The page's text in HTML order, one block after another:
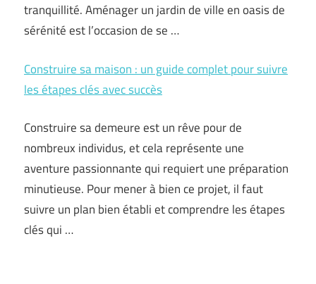
tranquillité. Aménager un jardin de ville en oasis de
sérénité est l’occasion de se …
Construire sa maison : un guide complet pour suivre
les étapes clés avec succès
Construire sa demeure est un rêve pour de
nombreux individus, et cela représente une
aventure passionnante qui requiert une préparation
minutieuse. Pour mener à bien ce projet, il faut
suivre un plan bien établi et comprendre les étapes
clés qui …